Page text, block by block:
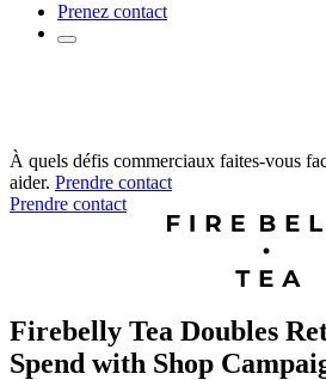
Prenez contact
À quels défis commerciaux faites-vous
aider. Prendre contact
Prendre contact
Firebelly Tea Doubles
Spend with Shop